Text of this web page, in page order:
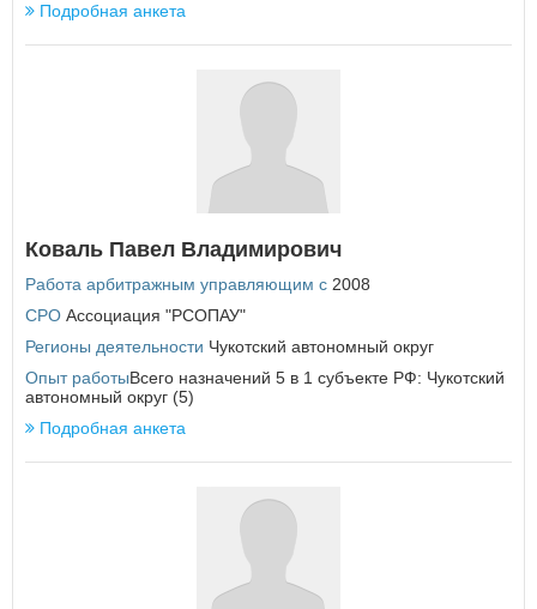
Ненецкий автономный округ
Новгородская область
Новосибирская область
Оренбургская область
Орловская область
П
Подробная анкета
Коваль Павел Владимирович
Работа арбитражным управляющим с 2008
СРО Ассоциация "РСОПАУ"
Регионы деятельности Чукотский автономный округ
Опыт работыВсего назначений 5 в 1 субъекте РФ: Чукотский
автономный округ (5)
Подробная анкета